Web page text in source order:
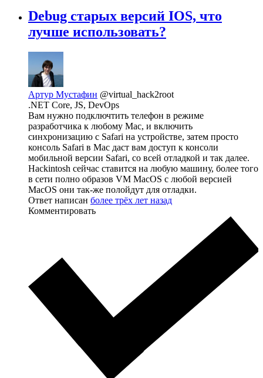
Debug старых версий IOS, что
лучше использовать?
Артур Мустафин @virtual_hack2root
.NET Core, JS, DevOps
Вам нужно подключтить телефон в режиме
разработчика к любому Mac, и включить
синхронизацию с Safari на устройстве, затем просто
консоль Safari в Mac даст вам доступ к консоли
мобильной версии Safari, со всей отладкой и так далее.
Hackintosh сейчас ставится на любую машину, более того
в сети полно образов VM MacOS с любой версией
MacOS они так-же полойдут для отладки.
Ответ написан более трёх лет назад
Комментировать